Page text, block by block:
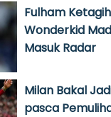
Fulham
Wonderkid
Masuk Radar
Milan Bakal
pasca